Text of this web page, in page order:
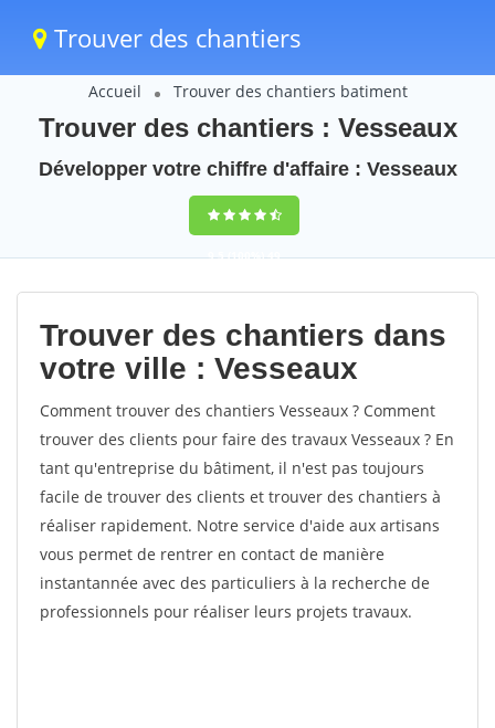
Trouver des chantiers
Accueil Trouver des chantiers batiment
Trouver des chantiers : Vesseaux
Développer votre chiffre d'affaire : Vesseaux
9,5(100%)49
votes
Trouver des chantiers dans
votre ville : Vesseaux
Comment trouver des chantiers Vesseaux ? Comment
trouver des clients pour faire des travaux Vesseaux ? En
tant qu'entreprise du bâtiment, il n'est pas toujours
facile de trouver des clients et trouver des chantiers à
réaliser rapidement. Notre service d'aide aux artisans
vous permet de rentrer en contact de manière
instantannée avec des particuliers à la recherche de
professionnels pour réaliser leurs projets travaux.